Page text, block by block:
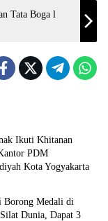
Tata Boga l
Ikuti Khitanan
PDM
Kota Yogyakarta
Borong Medali di
Dunia, Dapat 3